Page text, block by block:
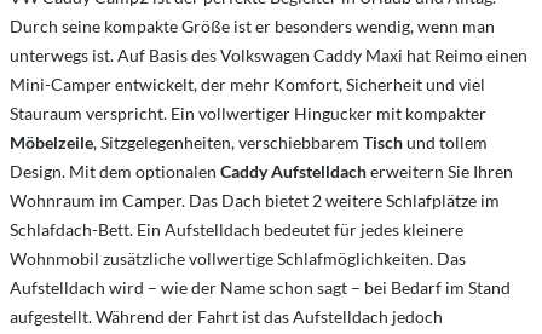
Durch seine kompakte Größe ist er besonders wendig, wenn man
unterwegs ist. Auf Basis des Volkswagen Caddy Maxi hat Reimo einen
Mini-Camper entwickelt, der mehr Komfort, Sicherheit und viel
Stauraum verspricht. Ein vollwertiger Hingucker mit kompakter
Möbelzeile, Sitzgelegenheiten, verschiebbarem Tischund tollem
Design. Mit dem optionalen Caddy Aufstelldacherweitern Sie Ihren
Wohnraum im Camper. Das Dach bietet 2 weitere Schlafplätze im
Schlafdach-Bett. Ein Aufstelldach bedeutet für jedes kleinere
Wohnmobil zusätzliche vollwertige Schlafmöglichkeiten. Das
Aufstelldach wird – wie der Name schon sagt – bei Bedarf im Stand
aufgestellt. Während der Fahrt ist das Aufstelldach jedoch